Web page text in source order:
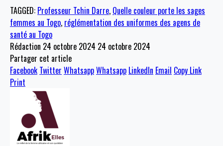
TAGGED: Professeur Tchin Darre, Quelle couleur porte les sages
femmes au Togo, réglémentation des uniformes des agens de
santé au Togo
Rédaction 24 octobre 2024 24 octobre 2024
Partager cet article
Facebook Twitter WhatsappWhatsapp LinkedIn Email Copy Link
Print